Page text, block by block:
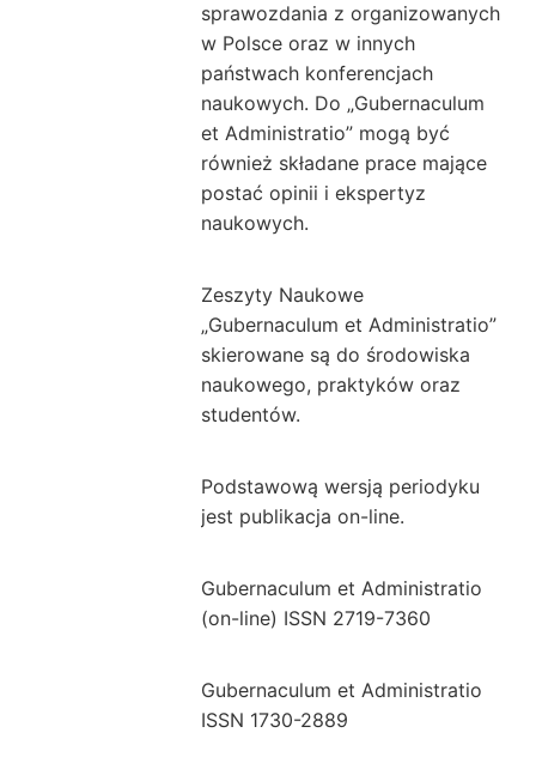
sprawozdania z organizowanych
w Polsce oraz w innych
państwach konferencjach
naukowych. Do „Gubernaculum
et Administratio” mogą być
również składane prace mające
postać opinii i ekspertyz
naukowych.
Zeszyty Naukowe
„Gubernaculum et Administratio”
skierowane są do środowiska
naukowego, praktyków oraz
studentów.
Podstawową wersją periodyku
jest publikacja on-line.
Gubernaculum et Administratio
(on-line) ISSN 2719-7360
Gubernaculum et Administratio
ISSN 1730-2889